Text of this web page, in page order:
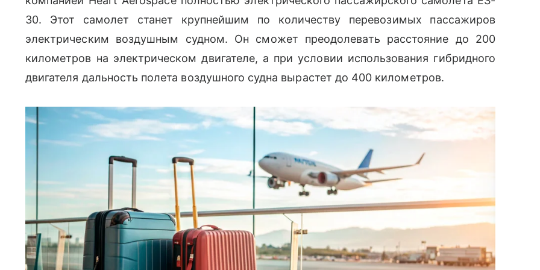
30. Этот самолет станет крупнейшим по количеству перевозимых пассажиров
электрическим воздушным судном. Он сможет преодолевать расстояние до 200
километров на электрическом двигателе, а при условии использования гибридного
двигателя дальность полета воздушного судна вырастет до 400 километров.